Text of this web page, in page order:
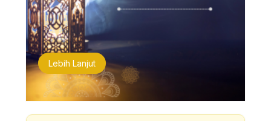
Lebih Lanjut